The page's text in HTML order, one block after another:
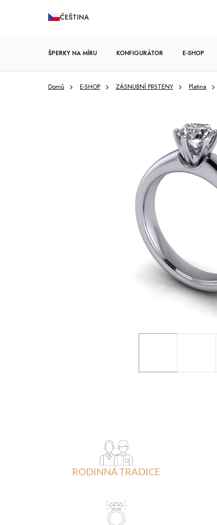
ČEŠTINA
ŠPERKY NA MÍRU KONFIGURÁTOR E-SHOP
ZÁSNUBNÍ PRSTENY
Domů E-SHOP ZÁSNUBNÍ PRSTENY Platina
RODINNÁ TRADICE